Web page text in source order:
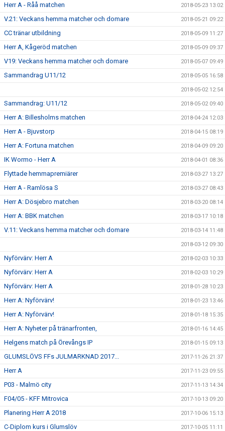
Herr A - Råå matchen 2018-05-23 13:02
V.21: Veckans hemma matcher och domare 2018-05-21 09:22
CC tränar utbildning 2018-05-09 11:27
Herr A, Kågeröd matchen 2018-05-09 09:37
V19: Veckans hemma matcher och domare 2018-05-07 09:49
Sammandrag U11/12 2018-05-05 16:58
2018-05-02 12:54
Sammandrag: U11/12 2018-05-02 09:40
Herr A: Billesholms matchen 2018-04-24 12:03
Herr A - Bjuvstorp 2018-04-15 08:19
Herr A: Fortuna matchen 2018-04-09 09:20
IK Wormo - Herr A 2018-04-01 08:36
Flyttade hemmapremiärer 2018-03-27 13:27
Herr A - Ramlösa S 2018-03-27 08:43
Herr A: Dösjebro matchen 2018-03-20 08:14
Herr A: BBK matchen 2018-03-17 10:18
V.11: Veckans hemma matcher och domare 2018-03-14 11:48
2018-03-12 09:30
Nyförvärv: Herr A 2018-02-03 10:33
Nyförvärv: Herr A 2018-02-03 10:29
Nyförvärv: Herr A 2018-01-28 10:23
Herr A: Nyförvärv! 2018-01-23 13:46
Herr A: Nyförvärv! 2018-01-18 15:35
Herr A: Nyheter på tränarfronten, 2018-01-16 14:45
Helgens match på Örevångs IP 2018-01-15 09:13
GLUMSLÖVS FFs JULMARKNAD 2017... 2017-11-26 21:37
Herr A 2017-11-23 09:55
P03 - Malmö city 2017-11-13 14:34
F04/05 - KFF Mitrovica 2017-10-13 09:20
Planering Herr A 2018 2017-10-06 15:13
C-Diplom kurs i Glumslöv 2017-10-05 11:11